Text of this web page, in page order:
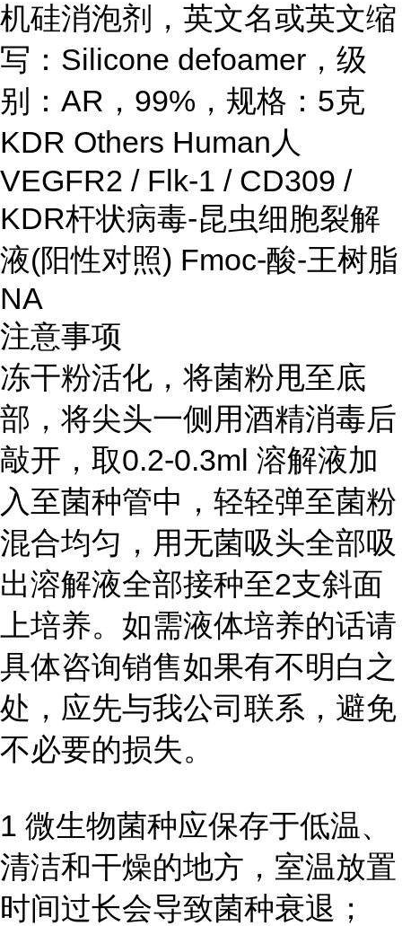
机硅消泡剂，英文名或英文缩
写：Silicone defoamer，级
别：AR，99%，规格：5克
KDR Others Human人
VEGFR2 / Flk-1 / CD309 /
KDR杆状病毒-昆虫细胞裂解
液(阳性对照) Fmoc-酸-王树脂
NA
注意事项
冻干粉活化，将菌粉甩至底
部，将尖头一侧用酒精消毒后
敲开，取0.2-0.3ml 溶解液加
入至菌种管中，轻轻弹至菌粉
混合均匀，用无菌吸头全部吸
出溶解液全部接种至2支斜面
上培养。如需液体培养的话请
具体咨询销售如果有不明白之
处，应先与我公司联系，避免
不必要的损失。
1 微生物菌种应保存于低温、
清洁和干燥的地方，室温放置
时间过长会导致菌种衰退；